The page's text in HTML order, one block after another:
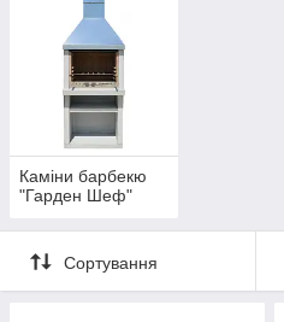
Каміни барбекю
"Гарден Шеф"
Сортування